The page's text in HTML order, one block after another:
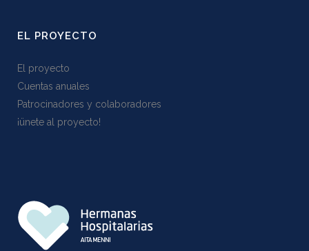
EL PROYECTO
El proyecto
Cuentas anuales
Patrocinadores y colaboradores
¡ünete al proyecto!